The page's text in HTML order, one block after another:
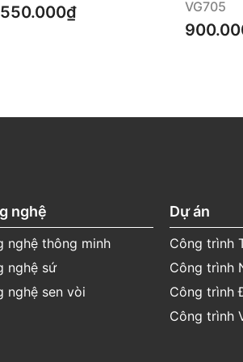
cụ
VG705
nghệ
nghệ thông minh
nghệ sứ
nghệ sen vòi
Dự án
Công trình
Công trình
Công trình
Công trình